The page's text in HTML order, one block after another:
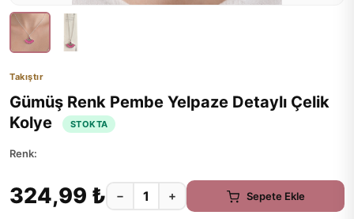
Takıştır
Gümüş Renk Pembe Yelpaze Detaylı Çelik
Kolye
STOKTA
Renk:
324,99 ₺ − + Sepete Ekle